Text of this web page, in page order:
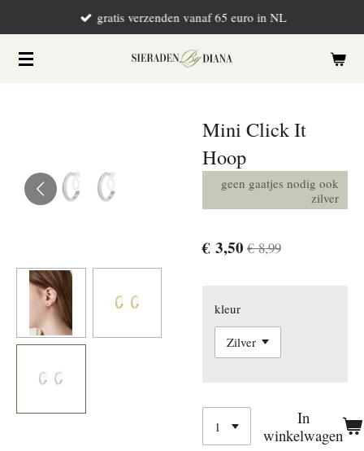
naar
gratis verzenden vanaf 65 euro in NL
Mini Click It
Hoop
geen gaatjes nodig ook
zilver
€ 3,50 € 8,99
kleur
In
winkelwagen